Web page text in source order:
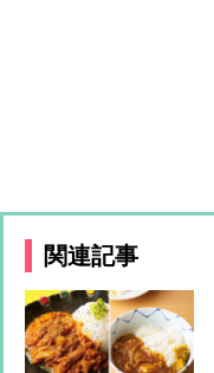
関連記事